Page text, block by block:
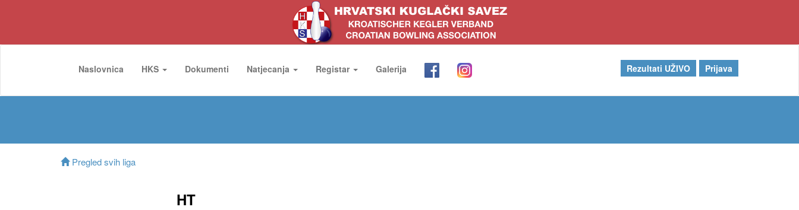
Naslovnica HKS Dokumenti Natjecanja Registar Galerija Rezultati UŽIVO Prijava
Pregled svih liga
HT